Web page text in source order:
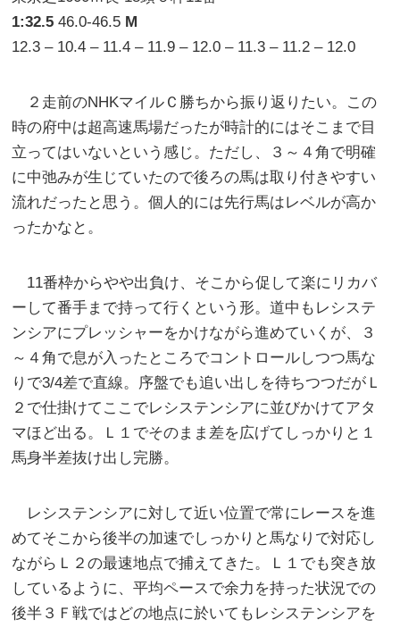
1:32.5 46.0-46.5 M
12.3 – 10.4 – 11.4 – 11.9 – 12.0 – 11.3 – 11.2 – 12.0
２走前のNHKマイルＣ勝ちから振り返りたい。この
時の府中は超高速馬場だったが時計的にはそこまで目
立ってはいないという感じ。ただし、３～４角で明確
に中弛みが生じていたので後ろの馬は取り付きやすい
流れだったと思う。個人的には先行馬はレベルが高か
ったかなと。
11番枠からやや出負け、そこから促して楽にリカバ
ーして番手まで持って行くという形。道中もレシステ
ンシアにプレッシャーをかけながら進めていくが、３
～４角で息が入ったところでコントロールしつつ馬な
りで3/4差で直線。序盤でも追い出しを待ちつつだがＬ
２で仕掛けてここでレシステンシアに並びかけてアタ
マほど出る。Ｌ１でそのまま差を広げてしっかりと１
馬身半差抜け出し完勝。
レシステンシアに対して近い位置で常にレースを進
めてそこから後半の加速でしっかりと馬なりで対応し
ながらＬ２の最速地点で捕えてきた。Ｌ１でも突き放
しているように、平均ペースで余力を持った状況での
後半３Ｆ戦ではどの地点に於いてもレシステンシアを